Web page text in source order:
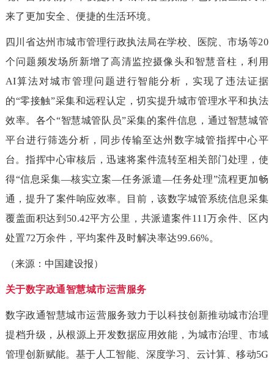
来了更加安全、便捷的生活环境。
四川省达州市城市管理行政执法局在学校、医院、市场等20
个问题频发场所新增了高清监控摄像头和智慧音柱，利用
AI算法对城市管理问题进行智能分析，实现了违法证据
的“零接触”采集和远程认定，切实提升城市管理水平和执法
效率。各个“智慧城管队员”采集的案件信息，通过智慧城管
平台进行筛选分析，同步传输至达州数字城管指挥中心平
台。指挥中心审核后，迅速将案件流转至相关部门处理，使
得“信息采集—核实立案—任务派遣—任务处理”流程更加畅
通，提升了案件响应效率。目前，该数字城管系统信息采集
覆盖面积达到50.42平方公里，共派遣案件111万余件、区内
处置72万余件，平均案件及时解决率达99.66%。
（来源：中国建设报）
关于数字政通智慧城市运营服务
数字政通智慧城市运营服务致力于以科技创新推动城市治理
提档升级，从根源上开发数据应用效能，为城市治理、市域
管理创新赋能。基于人工智能、深度学习、云计算、移动5G